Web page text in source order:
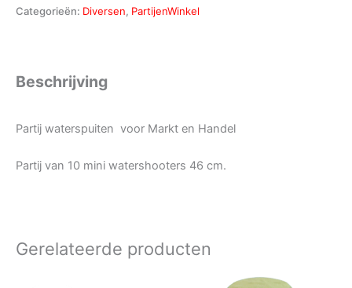
Categorieën: Diversen, PartijenWinkel
Beschrijving
Partij waterspuiten voor Markt en Handel
Partij van 10 mini watershooters 46 cm.
Gerelateerde producten